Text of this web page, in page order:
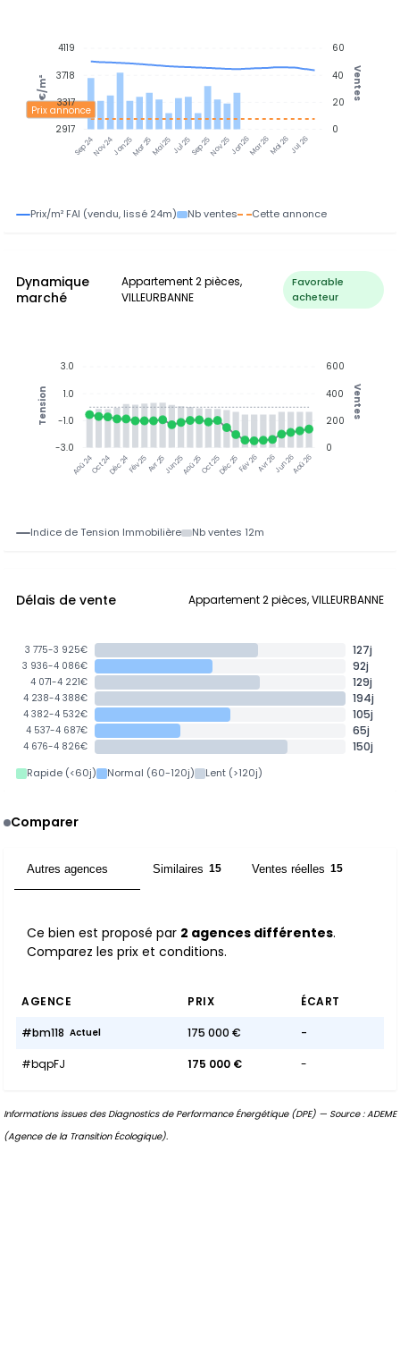
Sep 24Nov 24Jan 25Mar 25Mai 25Jul 25Sep 25Nov 25Jan 26Mar 26Mai 26Jul 26
Prix annonce
60
40
20
0
Ventes
4119
3718
3317
2917
€/m²
Prix/m² FAI (vendu, lissé 24m) Nb ventes Cette annonce
Dynamique
marché
Appartement 2 pièces,
VILLEURBANNE
Favorable
acheteur
Aoû 24Oct 24Déc 24Fév 25Avr 25Jun 25Aoû 25Oct 25Déc 25Fév 26Avr 26Jun 26Aoû 26
600
400
200
0
Ventes
3.0
1.0
-1.0
-3.0
Tension
Indice de Tension Immobilière Nb ventes 12m
Délais de vente Appartement 2 pièces, VILLEURBANNE
3 775-3 925€ 127j
3 936-4 086€ 92j
4 071-4 221€ 129j
4 238-4 388€ 194j
4 382-4 532€ 105j
4 537-4 687€ 65j
4 676-4 826€ 150j
Rapide (<60j) Normal (60-120j) Lent (>120j)
Comparer
Autres agences Similaires 15 Ventes réelles 15
Ce bien est proposé par 2 agences différentes.
Comparez les prix et conditions.
AGENCE PRIX ÉCART
#bm118 Actuel 175 000 € -
#bqpFJ 175 000 € -
Informations issues des Diagnostics de Performance Énergétique (DPE) — Source : ADEME
(Agence de la Transition Écologique).